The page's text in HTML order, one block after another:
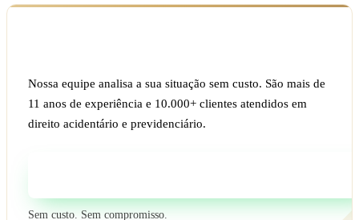
Nossa equipe analisa a sua situação sem custo. São mais de
11 anos de experiência e 10.000+ clientes atendidos em
direito acidentário e previdenciário.
Sem custo. Sem compromisso.